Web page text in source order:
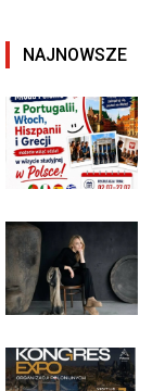
NAJNOWSZE